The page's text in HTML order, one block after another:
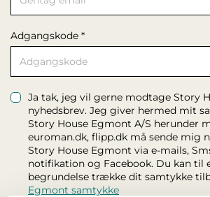
Adgangskode *
Ja tak, jeg vil gerne modtage Story
nyhedsbrev. Jeg giver hermed mit
Story House Egmont A/S herunder
euroman.dk, flipp.dk må sende mig
Story House Egmont via e-mails,
notifikation og Facebook. Du kan til
begrundelse trække dit samtykke
Egmont samtykke